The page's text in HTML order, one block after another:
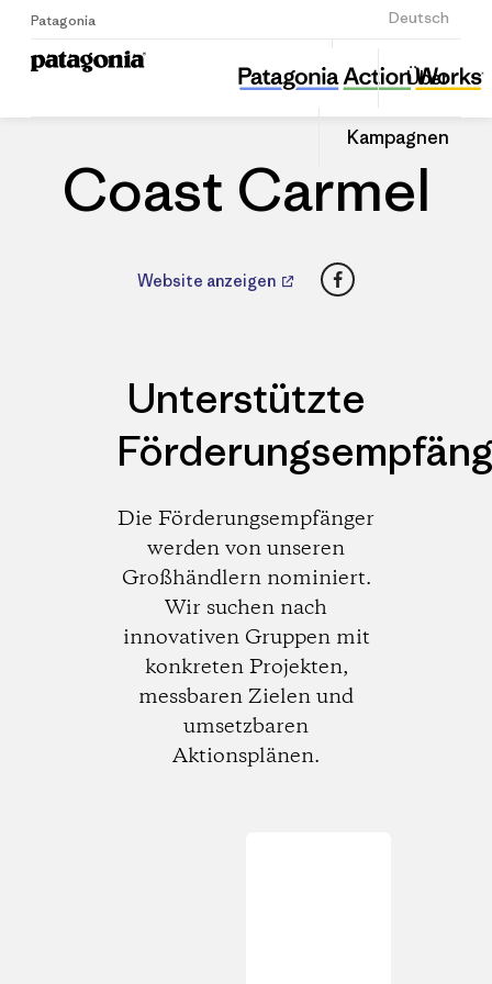
Patagonia Deutsch
Anmelden
Über
Kampagnen
Coast Carmel
Diesen
Beitrag
Auf
teilen
Coast Carmel
Website anzeigen Facebook
Unterstützte
Die Förderungsempfänger
werden von unseren
Großhändlern nominiert.
Wir suchen nach
innovativen Gruppen mit
konkreten Projekten,
messbaren Zielen und
umsetzbaren
Aktionsplänen.